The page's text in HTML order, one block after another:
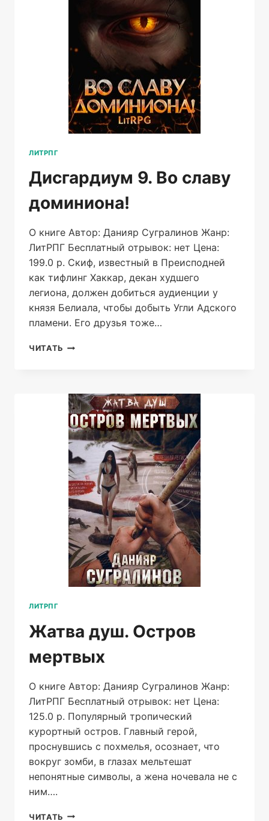
ЛИТРПГ
Дисгардиум 9. Во славу
доминиона!
О книге Автор: Данияр Сугралинов Жанр:
ЛитРПГ Бесплатный отрывок: нет Цена:
199.0 р. Скиф, известный в Преисподней
как тифлинг Хаккар, декан худшего
легиона, должен добиться аудиенции у
князя Белиала, чтобы добыть Угли Адского
пламени. Его друзья тоже…
ЧИТАТЬ ДИСГАРДИУМ
ДОМИНИОНА!
ЛИТРПГ
Жатва душ. Остров
мертвых
О книге Автор: Данияр Сугралинов Жанр:
ЛитРПГ Бесплатный отрывок: нет Цена:
125.0 р. Популярный тропический
курортный остров. Главный герой,
проснувшись с похмелья, осознает, что
вокруг зомби, в глазах мельтешат
непонятные символы, а жена ночевала не с
ним….
ЧИТАТЬ ЖАТВА